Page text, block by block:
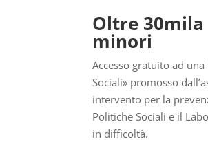
Oltre
minori
Accesso gratuito ad
Sociali» promosso
intervento per la
Politiche Sociali e il
in difficoltà.